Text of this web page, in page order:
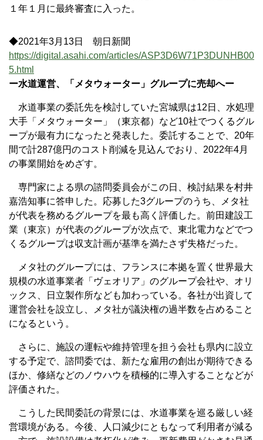
１年１月に最終審査に入った。
◆2021年3月13日 朝日新聞
https://digital.asahi.com/articles/ASP3D6W71P3DUNHB00
5.html
ー水道運営、「メタウォーター」グループに売却へー
水道事業の委託先を検討していた宮城県は12日、水処理
大手「メタウォーター」（東京都）など10社でつくるグル
ープが最有力になったと発表した。委託することで、20年
間で計287億円のコスト削減を見込んでおり、2022年4月
の事業開始をめざす。
専門家による県の諮問委員会がこの日、検討結果を村井
嘉浩知事に答申した。応募した3グループのうち、メタ社
が代表を務めるグループを最も高く評価した。前田建設工
業（東京）が代表のグループが次点で、東北電力などでつ
くるグループは収支計画が基準を満たさず失格だった。
メタ社のグループには、フランスに本拠を置く世界最大
規模の水道事業者「ヴェオリア」のグループ会社や、オリ
ックス、日立製作所なども加わっている。各社が出資して
運営会社を設立し、メタ社が議決権の過半数を占めること
になるという。
さらに、施設の運転や維持管理を担う会社も県内に設立
する予定で、諮問委では、新たな雇用の創出が期待できる
ほか、修繕などのノウハウを積極的に導入することなどが
評価された。
こうした民間委託の背景には、水道事業を巡る厳しい経
営環境がある。今後、人口減少にともなって利用者が減る